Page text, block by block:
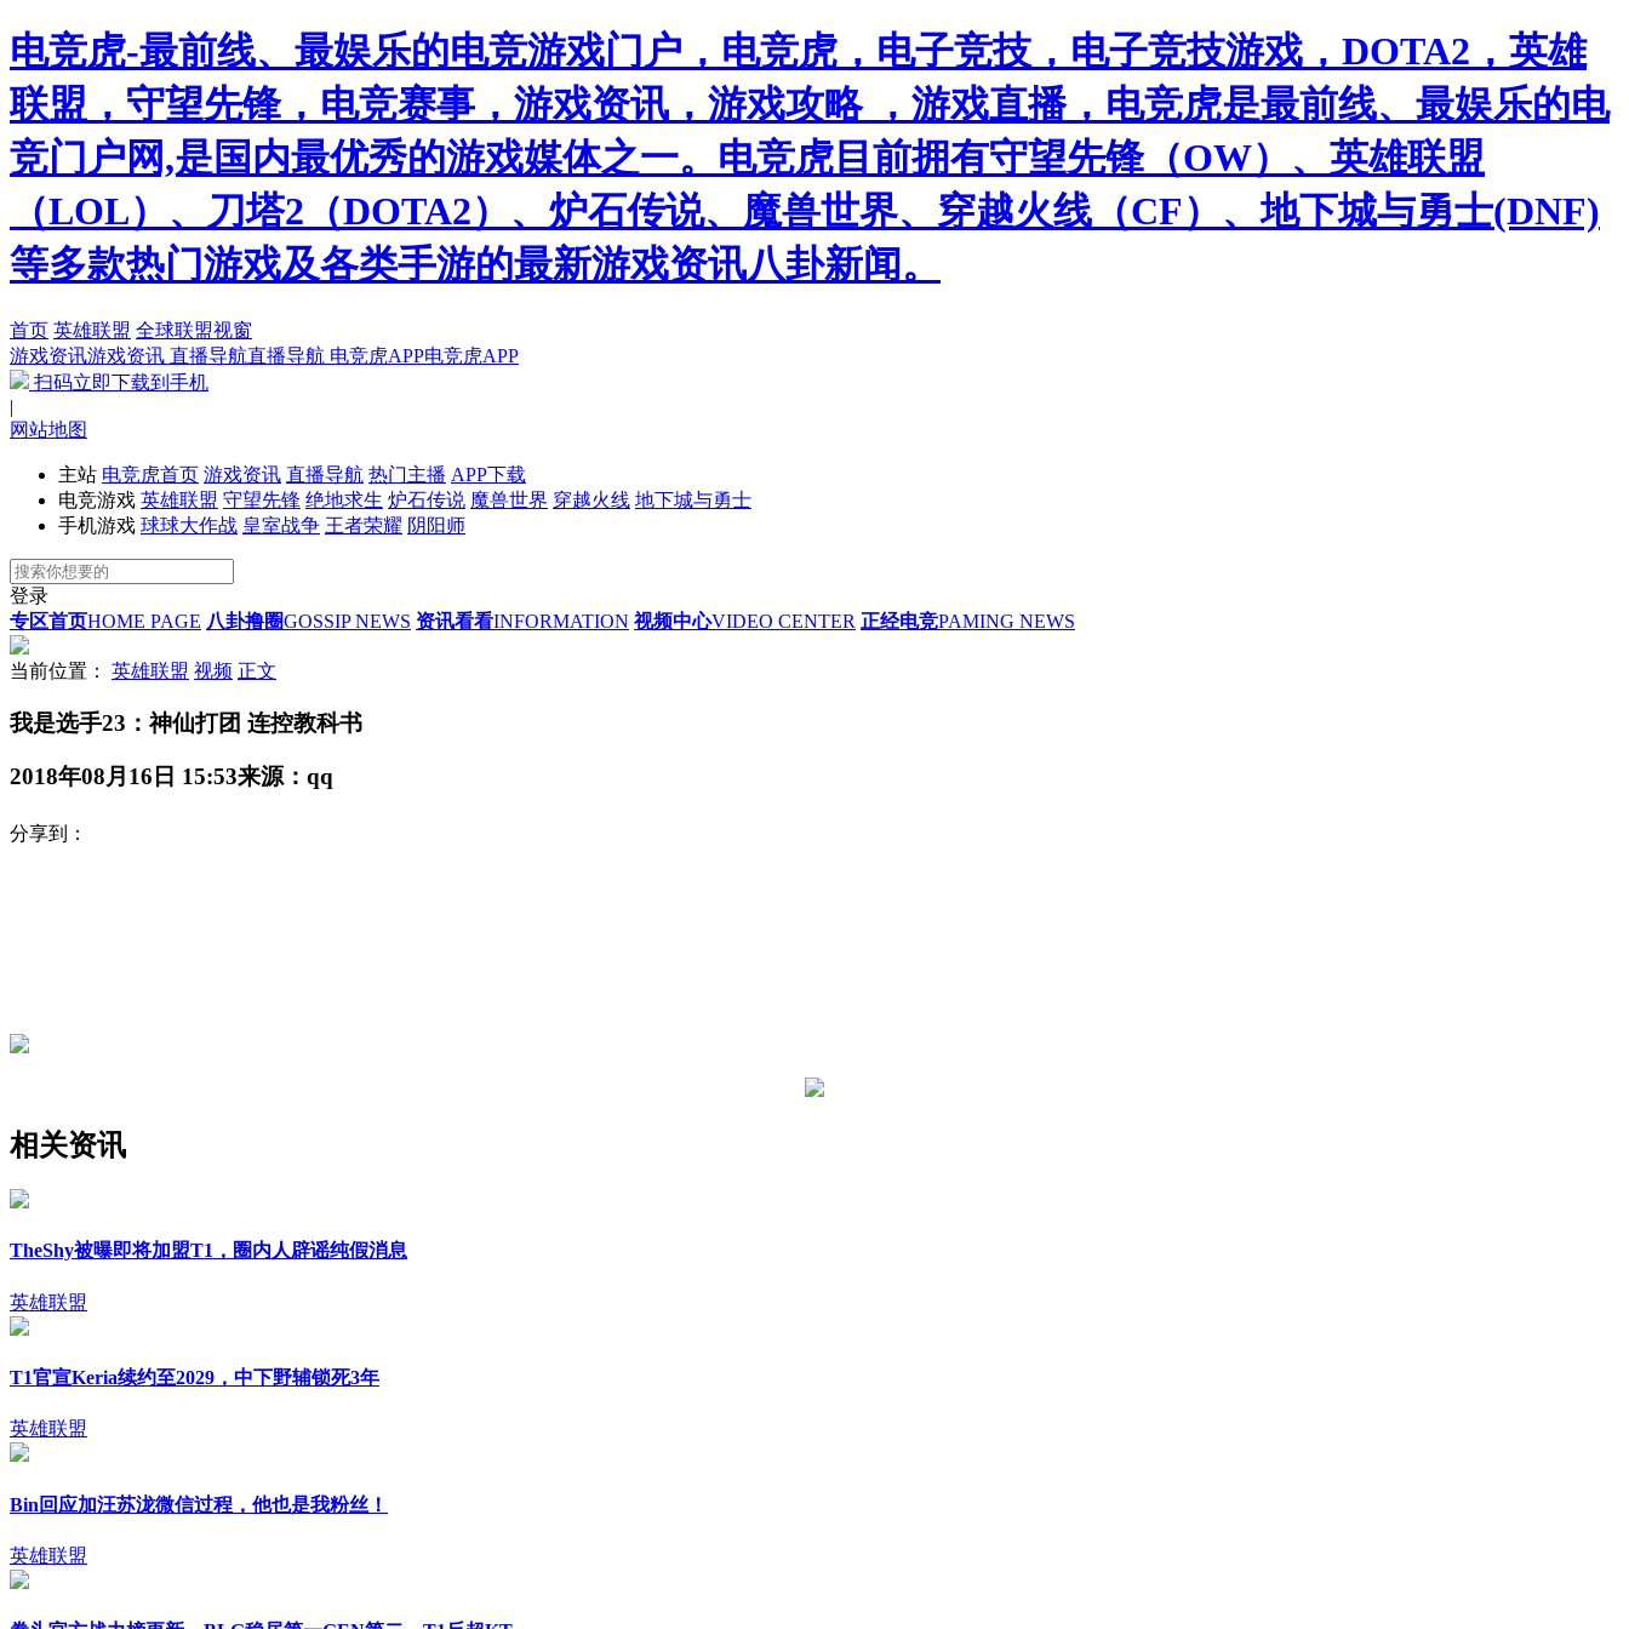
电竞虎-最前线、最娱乐的电竞游戏门户，电竞虎，电子竞技，电子竞技游戏，DOTA2，英雄
联盟，守望先锋，电竞赛事，游戏资讯，游戏攻略 ，游戏直播，电竞虎是最前线、最娱乐的电
竞门户网,是国内最优秀的游戏媒体之一。电竞虎目前拥有守望先锋（OW）、英雄联盟
（LOL）、刀塔2（DOTA2）、炉石传说、魔兽世界、穿越火线（CF）、地下城与勇士(DNF)
等多款热门游戏及各类手游的最新游戏资讯八卦新闻。
首页 英雄联盟 全球联盟视窗
游戏资讯游戏资讯 直播导航直播导航 电竞虎APP电竞虎APP
扫码立即下载到手机
|
网站地图
主站 电竞虎首页 游戏资讯 直播导航 热门主播 APP下载
电竞游戏 英雄联盟 守望先锋 绝地求生 炉石传说 魔兽世界 穿越火线 地下城与勇士
手机游戏 球球大作战 皇室战争 王者荣耀 阴阳师
登录
专区首页HOME PAGE 八卦撸圈GOSSIP NEWS 资讯看看INFORMATION 视频中心VIDEO CENTER 正经电竞PAMING NEWS
当前位置： 英雄联盟 视频 正文
我是选手23：神仙打团 连控教科书
2018年08月16日 15:53来源：qq
分享到：
相关资讯
TheShy被曝即将加盟T1，圈内人辟谣纯假消息
英雄联盟
T1官宣Keria续约至2029，中下野辅锁死3年
英雄联盟
Bin回应加汪苏泷微信过程，他也是我粉丝！
英雄联盟